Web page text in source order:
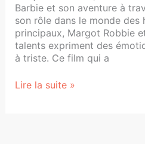
Barbie et son aventure à
son rôle dans le monde des
principaux, Margot Robbie
talents expriment des
à triste. Ce film qui a
Lire la suite »